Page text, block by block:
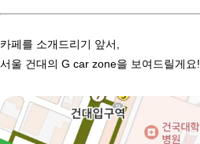
카페를 소개드리기 앞서,
서울 건대의 G car zone을 보여드릴게요!